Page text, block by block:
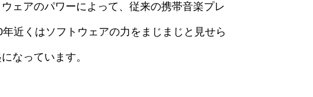
ェアのパワーによって、従来の携帯音楽プレ
近くはソフトウェアの力をまじまじと見せら
なっています。